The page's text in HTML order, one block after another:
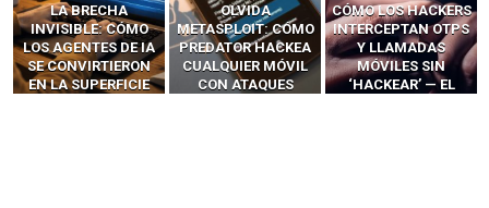
LA BRECHA
INVISIBLE: CÓMO
LOS AGENTES DE IA
SE CONVIRTIERON
EN LA SUPERFICIE
OLVIDA
METASPLOIT: CÓMO
PREDATOR HACKEA
CUALQUIER MÓVIL
CON ATAQUES
CÓMO LOS HACKERS
INTERCEPTAN OTPS
Y LLAMADAS
MÓVILES SIN
‘HACKEAR’ — EL